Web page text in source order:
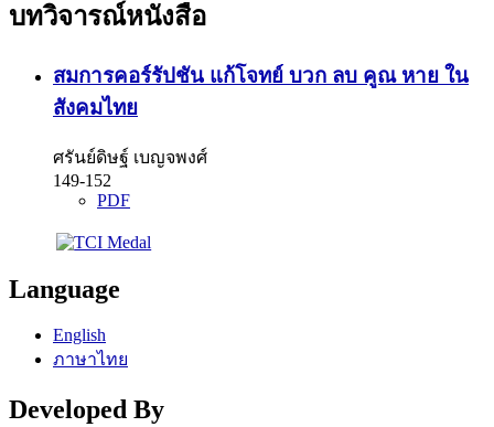
บทวิจารณ์หนังสือ
สมการคอร์รัปชัน แก้โจทย์ บวก ลบ คูณ หาย ใน
สังคมไทย
ศรันย์ดิษฐ์ เบญจพงศ์
149-152
PDF
Language
English
ภาษาไทย
Developed By